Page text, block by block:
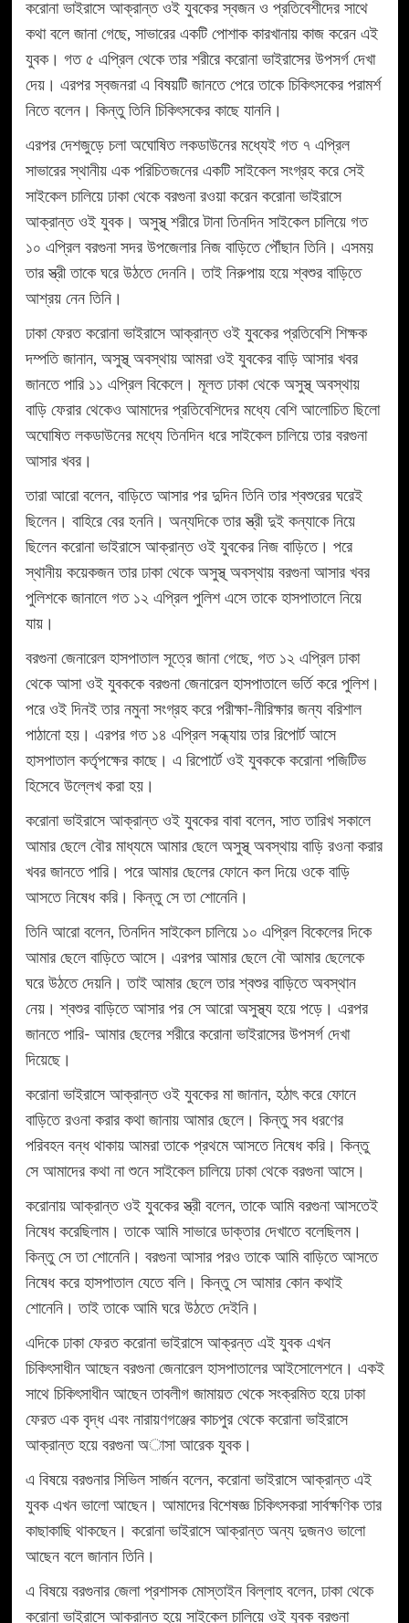
করোনা ভাইরাসে আক্রান্ত ওই যুবকের স্বজন ও প্রতিবেশীদের সাথে
কথা বলে জানা গেছে, সাভারের একটি পোশাক কারখানায় কাজ করেন এই
যুবক। গত ৫ এপ্রিল থেকে তার শরীরে করোনা ভাইরাসের উপসর্গ দেখা
দেয়। এরপর স্বজনরা এ বিষয়টি জানতে পেরে তাকে চিকিৎসকের পরামর্শ
নিতে বলেন। কিন্তু তিনি চিকিৎসকের কাছে যাননি।
এরপর দেশজুড়ে চলা অঘোষিত লকডাউনের মধ্যেই গত ৭ এপ্রিল
সাভারের স্থানীয় এক পরিচিতজনের একটি সাইকেল সংগ্রহ করে সেই
সাইকেল চালিয়ে ঢাকা থেকে বরগুনা রওয়া করেন করোনা ভাইরাসে
আক্রান্ত ওই যুবক। অসুস্থ্ শরীরে টানা তিনদিন সাইকেল চালিয়ে গত
১০ এপ্রিল বরগুনা সদর উপজেলার নিজ বাড়িতে পৌঁছান তিনি। এসময়
তার স্ত্রী তাকে ঘরে উঠতে দেননি। তাই নিরুপায় হয়ে শ্বশুর বাড়িতে
আশ্রয় নেন তিনি।
ঢাকা ফেরত করোনা ভাইরাসে আক্রান্ত ওই যুবকের প্রতিবেশি শিক্ষক
দম্পতি জানান, অসুস্থ্ অবস্থায় আমরা ওই যুবকের বাড়ি আসার খবর
জানতে পারি ১১ এপ্রিল বিকেলে। মূলত ঢাকা থেকে অসুস্থ্ অবস্থায়
বাড়ি ফেরার থেকেও আমাদের প্রতিবেশিদের মধ্যে বেশি আলোচিত ছিলো
অঘোষিত লকডাউনের মধ্যে তিনদিন ধরে সাইকেল চালিয়ে তার বরগুনা
আসার খবর।
তারা আরো বলেন, বাড়িতে আসার পর দুদিন তিনি তার শ্বশুরের ঘরেই
ছিলেন। বাহিরে বের হননি। অন্যদিকে তার স্ত্রী দুই কন্যাকে নিয়ে
ছিলেন করোনা ভাইরাসে আক্রান্ত ওই যুবকের নিজ বাড়িতে। পরে
স্থানীয় কয়েকজন তার ঢাকা থেকে অসুস্থ্ অবস্থায় বরগুনা আসার খবর
পুলিশকে জানালে গত ১২ এপ্রিল পুলিশ এসে তাকে হাসপাতালে নিয়ে
যায়।
বরগুনা জেনারেল হাসপাতাল সূত্রে জানা গেছে, গত ১২ এপ্রিল ঢাকা
থেকে আসা ওই যুবককে বরগুনা জেনারেল হাসপাতালে ভর্তি করে পুলিশ।
পরে ওই দিনই তার নমুনা সংগ্রহ করে পরীক্ষা-নীরিক্ষার জন্য বরিশাল
পাঠানো হয়। এরপর গত ১৪ এপ্রিল সন্ধ্যায় তার রিপোর্ট আসে
হাসপাতাল কর্তৃপক্ষের কাছে। এ রিপোর্টে ওই যুবককে করোনা পজিটিভ
হিসেবে উল্লেখ করা হয়।
করোনা ভাইরাসে আক্রান্ত ওই যুবকের বাবা বলেন, সাত তারিখ সকালে
আমার ছেলে বৌর মাধ্যমে আমার ছেলে অসুস্থ্ অবস্থায় বাড়ি রওনা করার
খবর জানতে পারি। পরে আমার ছেলের ফোনে কল দিয়ে ওকে বাড়ি
আসতে নিষেধ করি। কিন্তু সে তা শোনেনি।
তিনি আরো বলেন, তিনদিন সাইকেল চালিয়ে ১০ এপ্রিল বিকেলের দিকে
আমার ছেলে বাড়িতে আসে। এরপর আমার ছেলে বৌ আমার ছেলেকে
ঘরে উঠতে দেয়নি। তাই আমার ছেলে তার শ্বশুর বাড়িতে অবস্থান
নেয়। শ্বশুর বাড়িতে আসার পর সে আরো অসুস্থ্য হয়ে পড়ে। এরপর
জানতে পারি- আমার ছেলের শরীরে করোনা ভাইরাসের উপসর্গ দেখা
দিয়েছে।
করোনা ভাইরাসে আক্রান্ত ওই যুবকের মা জানান, হঠাৎ করে ফোনে
বাড়িতে রওনা করার কথা জানায় আমার ছেলে। কিন্তু সব ধরণের
পরিবহন বন্ধ থাকায় আমরা তাকে প্রথমে আসতে নিষেধ করি। কিন্তু
সে আমাদের কথা না শুনে সাইকেল চালিয়ে ঢাকা থেকে বরগুনা আসে।
করোনায় আক্রান্ত ওই যুবকের স্ত্রী বলেন, তাকে আমি বরগুনা আসতেই
নিষেধ করেছিলাম। তাকে আমি সাভারে ডাক্তার দেখাতে বলেছিলম।
কিন্তু সে তা শোনেনি। বরগুনা আসার পরও তাকে আমি বাড়িতে আসতে
নিষেধ করে হাসপাতাল যেতে বলি। কিন্তু সে আমার কোন কথাই
শোনেনি। তাই তাকে আমি ঘরে উঠতে দেইনি।
এদিকে ঢাকা ফেরত করোনা ভাইরাসে আক্রন্ত এই যুবক এখন
চিকিৎসাধীন আছেন বরগুনা জেনারেল হাসপাতালের আইসোলেশনে। একই
সাথে চিকিৎসাধীন আছেন তাবলীগ জামায়ত থেকে সংক্রমিত হয়ে ঢাকা
ফেরত এক বৃদ্ধ এবং নারায়ণগঞ্জের কাচপুর থেকে করোনা ভাইরাসে
আক্রান্ত হয়ে বরগুনা অাসা আরেক যুবক।
এ বিষয়ে বরগুনার সিভিল সার্জন বলেন, করোনা ভাইরাসে আক্রান্ত এই
যুবক এখন ভালো আছেন। আমাদের বিশেষজ্ঞ চিকিৎসকরা সার্বক্ষণিক তার
কাছাকাছি থাকছেন। করোনা ভাইরাসে আক্রান্ত অন্য দুজনও ভালো
আছেন বলে জানান তিনি।
এ বিষয়ে বরগুনার জেলা প্রশাসক মোস্তাইন বিল্লাহ বলেন, ঢাকা থেকে
করোনা ভাইরাসে আক্রান্ত হয়ে সাইকেল চালিয়ে ওই যুবক বরগুনা